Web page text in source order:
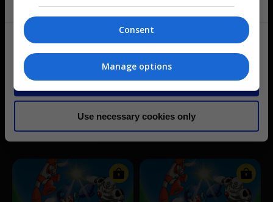
Show details
Allow all cookies
Use necessary cookies only
ブレスオブファイア -
竜の戦士 -
JP｜RPG
家庭用ゲーム機
EN｜RPG
場合、カプコンタウンはご利用いただけません。
カプコン公式サイトへ
Consent
Manage options